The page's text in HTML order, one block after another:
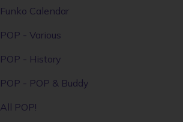
Funko Calendar
POP - Various
POP - History
POP - POP & Buddy
All POP!